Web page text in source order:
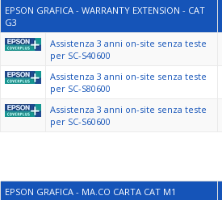
EPSON GRAFICA - WARRANTY EXTENSION - CAT
G3
Assistenza 3 anni on-site senza teste
per SC-S40600
Assistenza 3 anni on-site senza teste
per SC-S80600
Assistenza 3 anni on-site senza teste
per SC-S60600
EPSON GRAFICA - MA.CO CARTA CAT M1